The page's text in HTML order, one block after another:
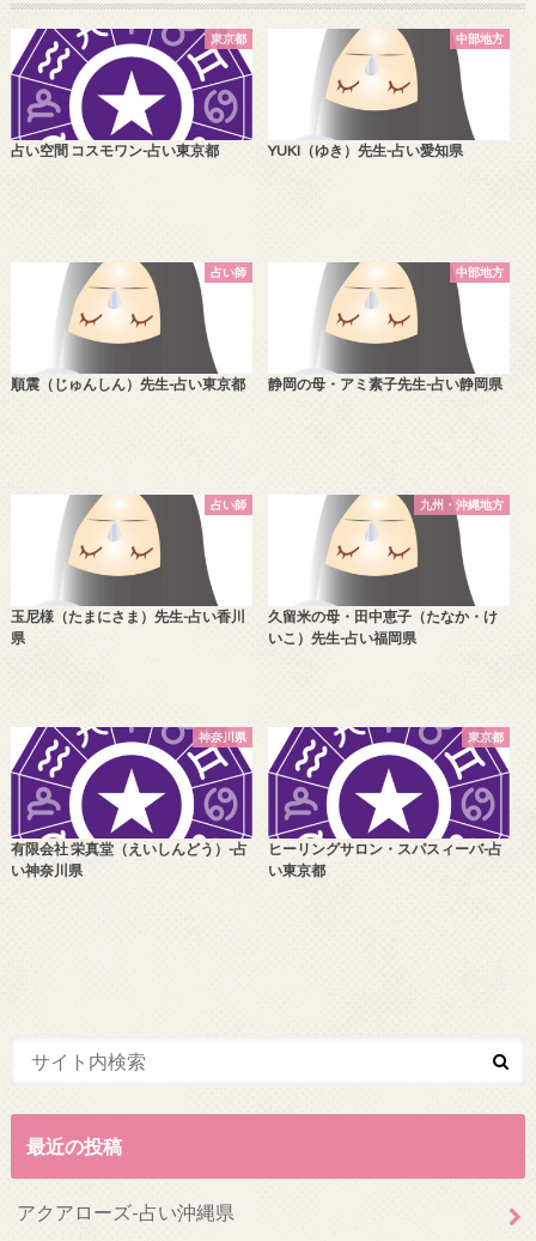
東京都
占い空間 コスモワン-占い東京都
中部地方
YUKI（ゆき）先生-占い愛知県
占い師
順震（じゅんしん）先生-占い東京都
中部地方
静岡の母・アミ素子先生-占い静岡県
占い師
玉尼様（たまにさま）先生-占い香川
県
九州・沖縄地方
久留米の母・田中恵子（たなか・け
いこ）先生-占い福岡県
神奈川県
有限会社 栄真堂（えいしんどう）-占
い神奈川県
東京都
ヒーリングサロン・スパスィーバ-占
い東京都
最近の投稿
アクアローズ-占い沖縄県